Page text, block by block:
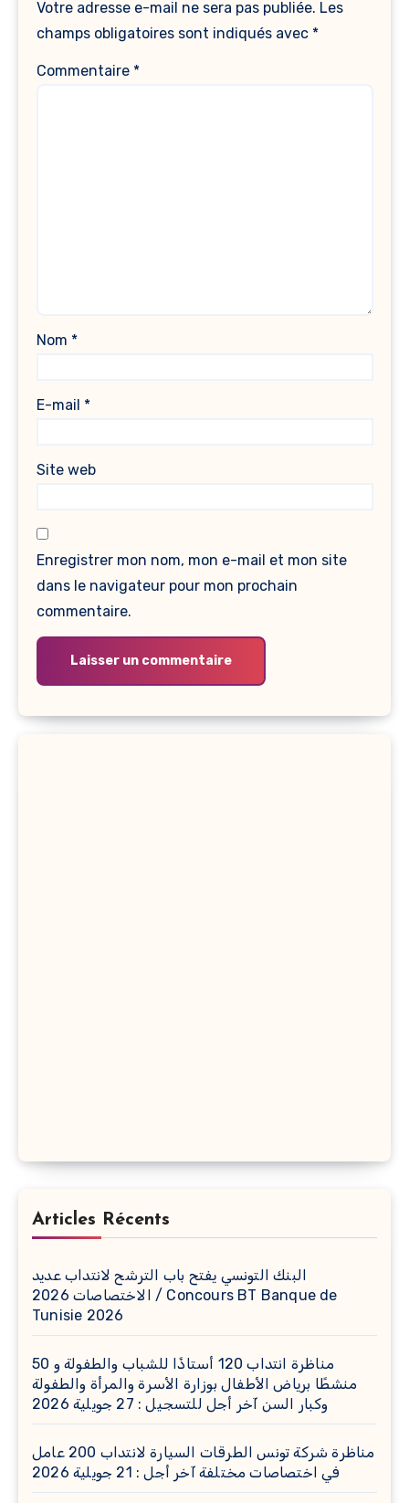
Votre adresse e-mail ne sera pas publiée. Les
champs obligatoires sont indiqués avec *
Commentaire *
Nom *
E-mail *
Site web
Enregistrer mon nom, mon e-mail et mon site
dans le navigateur pour mon prochain
commentaire.
Articles Récents
البنك التونسي يفتح باب الترشح لانتداب عديد
الاختصاصات 2026 / Concours BT Banque de
Tunisie 2026
مناظرة انتداب 120 أستاذًا للشباب والطفولة و 50
منشطًا برياض الأطفال بوزارة الأسرة والمرأة والطفولة
وكبار السن آخر أجل للتسجيل : 27 جويلية 2026
مناظرة شركة تونس الطرقات السيارة لانتداب 200 عامل
في اختصاصات مختلفة آخر أجل : 21 جويلية 2026